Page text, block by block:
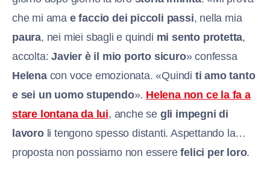
che mi ama e faccio dei piccoli passi, nella mia
paura, nei miei sbagli e quindi mi sento protetta,
accolta:Javier è il mio porto sicuro» confessa
Helenacon voce emozionata. «Quindi ti amo tanto
e sei un uomo stupendo». Helena non ce la fa a
stare lontana da lui, anche se gli impegni di
lavoroli tengono spesso distanti. Aspettando la…
proposta non possiamo non esserefelici per loro.